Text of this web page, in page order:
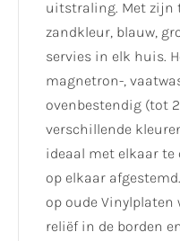
uitstraling. Met zijn
zandkleur, blauw,
servies in elk huis.
magnetron-,
ovenbestendig (tot
verschillende
ideaal met elkaar
op elkaar
op oude
reliëf in de borden